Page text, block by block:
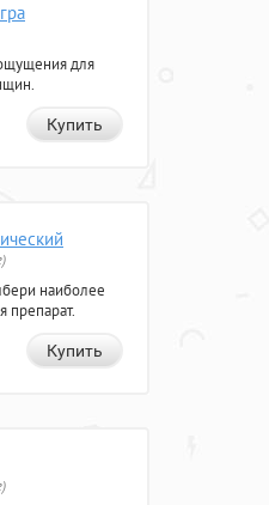
для
Купить
наиболее
препарат.
Купить